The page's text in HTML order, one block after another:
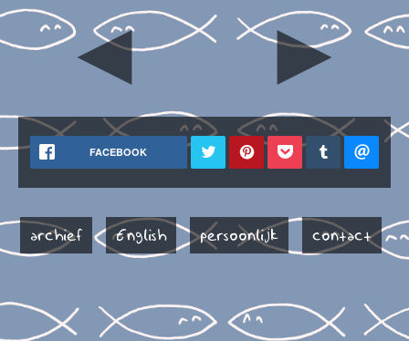
◄ ►
FACEBOOK
archief English persoonlijk contact